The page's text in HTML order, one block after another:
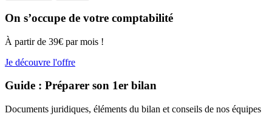
On s’occupe de votre comptabilité
À partir de 39€ par mois !
Je découvre l'offre
Guide : Préparer son 1er bilan
Documents juridiques, éléments du bilan et conseils de nos équipes